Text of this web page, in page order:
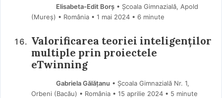
Elisabeta-Edit Borș• Școala Gimnazială, Apold
(Mureş) • România
1 mai 2024 • 6 minute
Valorificarea teoriei inteligenţilor
multiple prin proiectele
eTwinning
Gabriela Gălățanu • Școala Gimnazială Nr. 1,
Orbeni (Bacău) • România
15 aprilie 2024 • 5 minute